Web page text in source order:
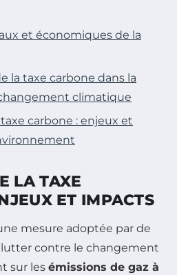
et économiques de la
la taxe carbone dans la
climatique
carbone : enjeux et
LA TAXE
ET IMPACTS
mesure adoptée par de
contre le changement
sur les émissions de gaz à